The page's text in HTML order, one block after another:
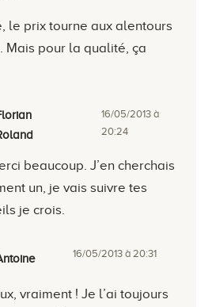
le prix tourne aux alentours
Mais pour la qualité, ça
16/05/2013 à
20:24
beaucoup. J’en cherchais
un, je vais suivre tes
je crois.
16/05/2013 à 20:31
vraiment ! Je l’ai toujours